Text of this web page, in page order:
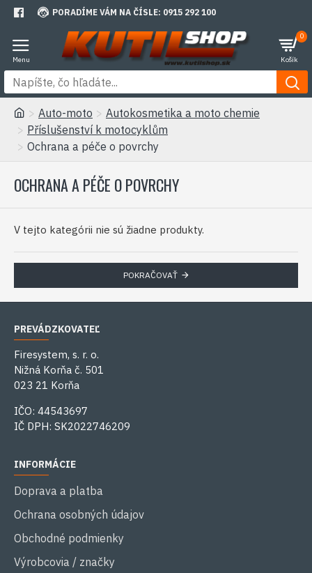
PORADÍME VÁM NA ČÍSLE: 0915 292 100
0
Auto-moto
Autokosmetika a moto chemie
Příslušenství k motocyklům
Ochrana a péče o povrchy
OCHRANA A PÉČE O POVRCHY
V tejto kategórii nie sú žiadne produkty.
POKRAČOVAŤ
PREVÁDZKOVATEĽ
Firesystem, s. r. o.
Nižná Korňa č. 501
023 21 Korňa
IČO: 44543697
IČ DPH: SK2022746209
INFORMÁCIE
Doprava a platba
Ochrana osobných údajov
Obchodné podmienky
Výrobcovia / značky